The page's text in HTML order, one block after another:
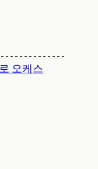
오케스